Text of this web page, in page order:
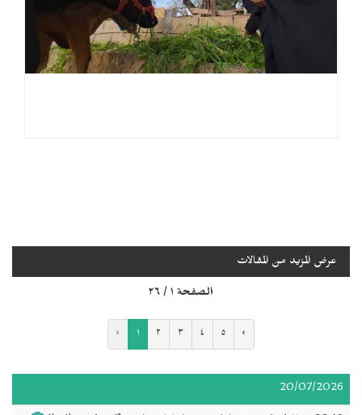
عرض المزيد من المقالات
الصفحة ١ / ٢٦
‹ ١ ٢ ٣ ٤ ٥ ›
20/07/2026